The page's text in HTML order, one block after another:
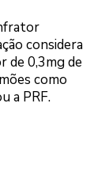
considera
de 0,3mg de
como
a PRF.